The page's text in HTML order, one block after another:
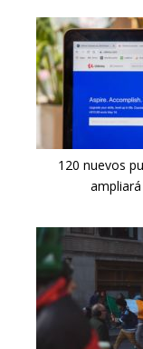
120 nuevos